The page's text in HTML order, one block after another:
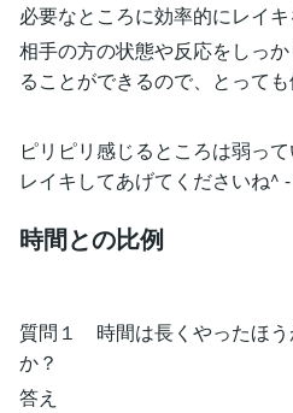
必要なところに効率的にレイキ
相手の方の状態や反応をしっ
ることができるので、とっても
ピリピリ感じるところは弱っ
レイキしてあげてくださいね^
時間との比例
質問１ 時間は長くやったほう
か？
答え